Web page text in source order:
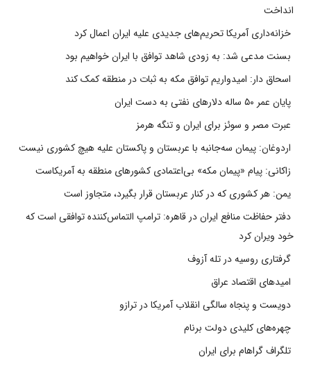
انداخت
خزانه‌داری آمریکا تحریم‌های جدیدی علیه ایران اعمال کرد
بسنت مدعی شد: به زودی شاهد توافق با ایران خواهیم بود
اسحاق دار: امیدواریم توافق مکه به ثبات در منطقه کمک کند
پایان عمر ۵۰ ساله دلارهای نفتی به دست ایران
عبرت مصر و سوئز برای ایران و تنگه هرمز
اردوغان: پیمان سه‌جانبه با عربستان و پاکستان علیه هیچ کشوری نیست
زاکانی: پیام «پیمان مکه» بی‌اعتمادی کشورهای منطقه به آمریکاست
یمن: هر کشوری که در کنار عربستان قرار بگیرد، متجاوز است
دفتر حفاظت منافع ایران در قاهره: ترامپ التماس‌کننده توافقی است که
خود ویران کرد
گرفتاری روسیه در تله آزوف
امیدهای اقتصاد عراق
دویست و پنجاه سالگی انقلاب آمریکا در ترازو
چهره‌های کلیدی دولت برنام
تلگراف گراهام برای ایران